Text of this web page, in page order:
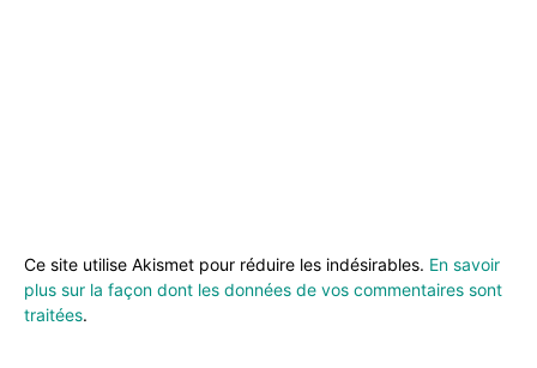
Ce site utilise Akismet pour réduire les indésirables. En savoir
plus sur la façon dont les données de vos commentaires sont
traitées.